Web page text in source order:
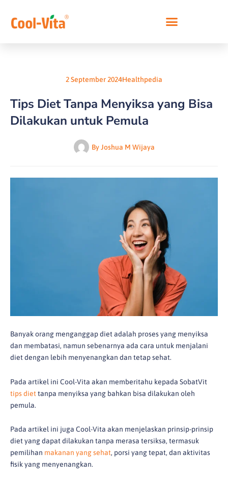
konten
2 September 2024Healthpedia
Tips Diet Tanpa Menyiksa yang Bisa
Dilakukan untuk Pemula
ByJoshua M Wijaya
Banyak orang menganggap diet adalah proses yang menyiksa
dan membatasi, namun sebenarnya ada cara untuk menjalani
diet dengan lebih menyenangkan dan tetap sehat.
Pada artikel ini Cool-Vita akan memberitahu kepada SobatVit
tips diet tanpa menyiksa yang bahkan bisa dilakukan oleh
pemula.
Pada artikel ini juga Cool-Vita akan menjelaskan prinsip-prinsip
diet yang dapat dilakukan tanpa merasa tersiksa, termasuk
pemilihan makanan yang sehat, porsi yang tepat, dan aktivitas
fisik yang menyenangkan.